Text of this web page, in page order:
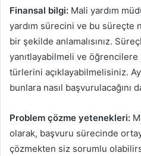
Finansal bilgi: Mali yardım
yardım sürecini ve bu süreçte
bir şekilde anlamalısınız.
yanıtlayabilmeli ve öğrencilere
türlerini açıklayabilmelisiniz.
bunlara nasıl başvurulacağını
Problem çözme yetenekleri:
olarak, başvuru sürecinde
çözmekten siz sorumlu